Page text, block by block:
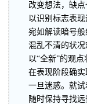
改变想法，缺点
以识别标志表现
宛如解读暗号般
混乱不清的状况
以“全新”的观点
在表现阶段确实
一旦迷惑。就试
随时保持寻找远